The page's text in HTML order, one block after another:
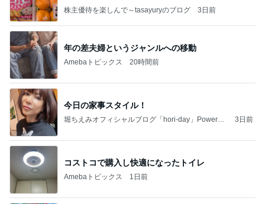
株主優待を楽しんで～tasayuryのブログ 3日前
年の差夫婦というジャンルへの移動
Amebaトピックス 20時間前
今日の家事スタイル！
堀ちえみオフィシャルブログ「hori-day」Powered
3日前
コストコで購入し快適になったトイレ
Amebaトピックス 1日前